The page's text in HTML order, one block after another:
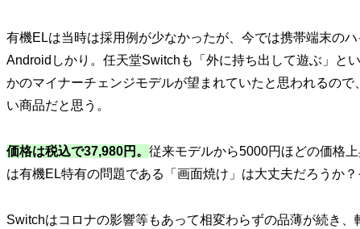
有機ELは当時は採用例が少なかったが、今では携帯端末の
Androidしかり。任天堂Switchも「外に持ち出して遊ぶ」と
かのマイナーチェンジモデルが望まれていたと思われるの
い商品だと思う。
価格は税込で37,980円。 従来モデルから5000円ほどの価格
は有機EL特有の問題である「画面焼け」は大丈夫だろうか
Switchはコロナの影響等もあって相変わらずの品薄が続き、